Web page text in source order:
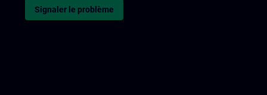
Signaler le problème